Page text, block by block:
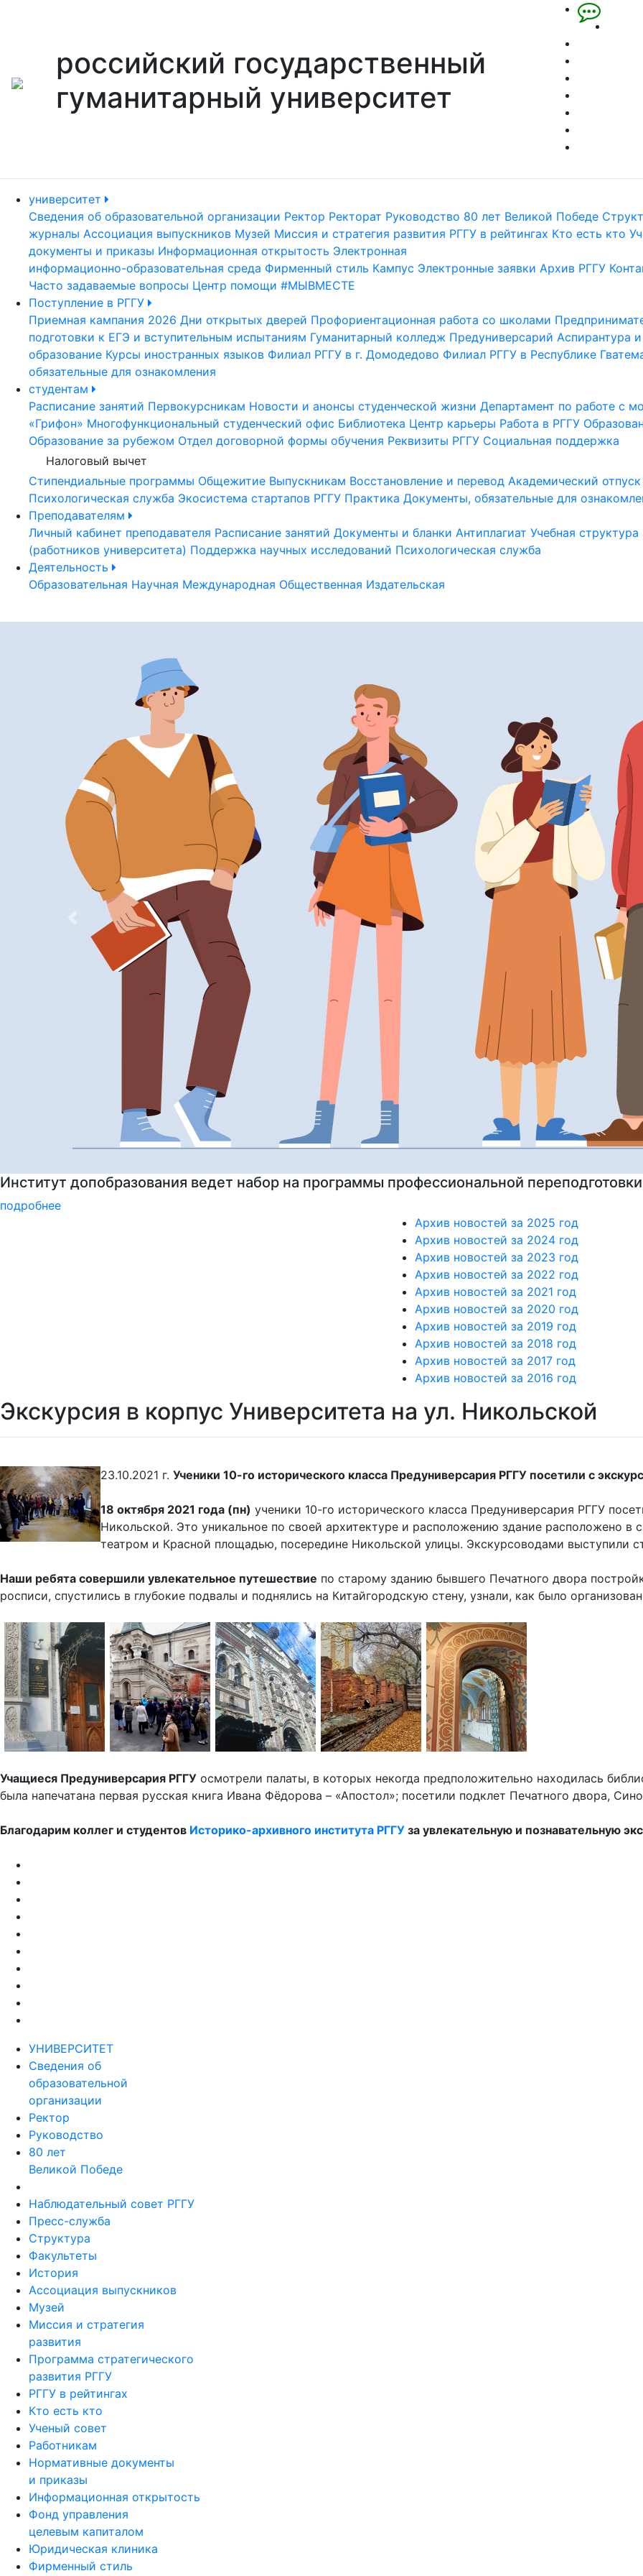
российский государственный
гуманитарный университет
университет
Сведения об образовательной организации Ректор Ректорат Руководство 80 лет Великой Победе
журналы Ассоциация выпускников Музей Миссия и стратегия развития РГГУ в рейтингах Кто есть кто
документы и приказы Информационная открытость Электронная
информационно-образовательная среда Фирменный стиль Кампус Электронные заявки Архив РГГУ
Часто задаваемые вопросы Центр помощи #МЫВМЕСТЕ
Поступление в РГГУ
Приемная кампания 2026 Дни открытых дверей Профориентационная работа со школами
подготовки к ЕГЭ и вступительным испытаниям Гуманитарный колледж Предуниверсарий Аспирантура
образование Курсы иностранных языков Филиал РГГУ в г. Домодедово Филиал РГГУ в Республике
обязательные для ознакомления
студентам
Расписание занятий Первокурсникам Новости и анонсы студенческой жизни Департамент по работе с
«Грифон» Многофункциональный студенческий офис Библиотека Центр карьеры Работа в РГГУ
Образование за рубежом Отдел договорной формы обучения Реквизиты РГГУ Социальная поддержка
Налоговый вычет
Стипендиальные программы Общежитие Выпускникам Восстановление и перевод Академический отпуск
Психологическая служба Экосистема стартапов РГГУ Практика Документы, обязательные для
Преподавателям
Личный кабинет преподавателя Расписание занятий Документы и бланки Антиплагиат Учебная структура
(работников университета) Поддержка научных исследований Психологическая служба
Деятельность
Образовательная Научная Международная Общественная Издательская
Институт допобразования РГГУ приглашает на подготовительные курсы к ЕГЭ
подробнее
Previous
Архив новостей за 2025 год
Архив новостей за 2024 год
Архив новостей за 2023 год
Архив новостей за 2022 год
Архив новостей за 2021 год
Архив новостей за 2020 год
Архив новостей за 2019 год
Архив новостей за 2018 год
Архив новостей за 2017 год
Архив новостей за 2016 год
Экскурсия в корпус Университета на ул. Никольской
23.10.2021 г. Ученики 10-го исторического класса Предуниверсария РГГУ посетили с
18 октября 2021 года (пн) ученики 10-го исторического класса Предуниверсария РГГУ
Никольской. Это уникальное по своей архитектуре и расположению здание расположено
театром и Красной площадью, посередине Никольской улицы. Экскурсоводами выступили
Наши ребята совершили увлекательное путешествие по старому зданию бывшего Печатного двора
росписи, спустились в глубокие подвалы и поднялись на Китайгородскую стену, узнали, как было
Учащиеся Предуниверсария РГГУ осмотрели палаты, в которых некогда предположительно находилась
была напечатана первая русская книга Ивана Фёдорова – «Апостол»; посетили подклет Печатного двора,
Благодарим коллег и студентов Историко-архивного института РГГУ за увлекательную и познавательную
УНИВЕРСИТЕТ
Сведения об
образовательной
организации
Ректор
Руководство
80 лет
Великой Победе
Наблюдательный совет РГГУ
Пресс-служба
Структура
Факультеты
История
Ассоциация выпускников
Музей
Миссия и стратегия
развития
Программа стратегического
развития РГГУ
РГГУ в рейтингах
Кто есть кто
Ученый совет
Работникам
Нормативные документы
и приказы
Информационная открытость
Фонд управления
целевым капиталом
Юридическая клиника
Фирменный стиль